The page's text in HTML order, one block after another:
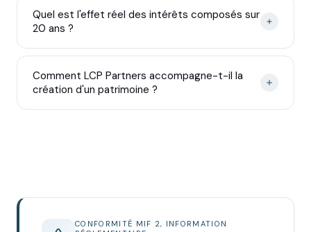
Quel est l'effet réel des intérêts composés sur
20 ans ?
Comment LCP Partners accompagne-t-il la
création d'un patrimoine ?
CONFORMITÉ MIF 2, INFORMATION